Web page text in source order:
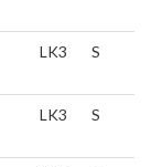
LK3 S
LK3 S